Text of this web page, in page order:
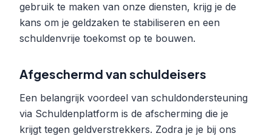
gebruik te maken van onze diensten, krijg je de
kans om je geldzaken te stabiliseren en een
schuldenvrije toekomst op te bouwen.
Afgeschermd van schuldeisers
Een belangrijk voordeel van schuldondersteuning
via Schuldenplatform is de afscherming die je
krijgt tegen geldverstrekkers. Zodra je je bij ons